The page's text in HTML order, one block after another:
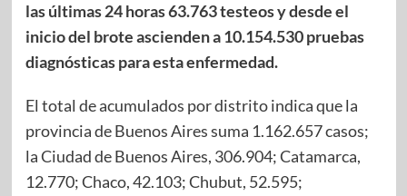
las últimas 24 horas 63.763 testeos y desde el
inicio del brote ascienden a 10.154.530 pruebas
diagnósticas para esta enfermedad.
El total de acumulados por distrito indica que la
provincia de Buenos Aires suma 1.162.657 casos;
la Ciudad de Buenos Aires, 306.904; Catamarca,
12.770; Chaco, 42.103; Chubut, 52.595;